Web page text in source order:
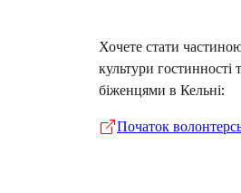
Хочете стати
культури
біженцями в Кельні:
Початок